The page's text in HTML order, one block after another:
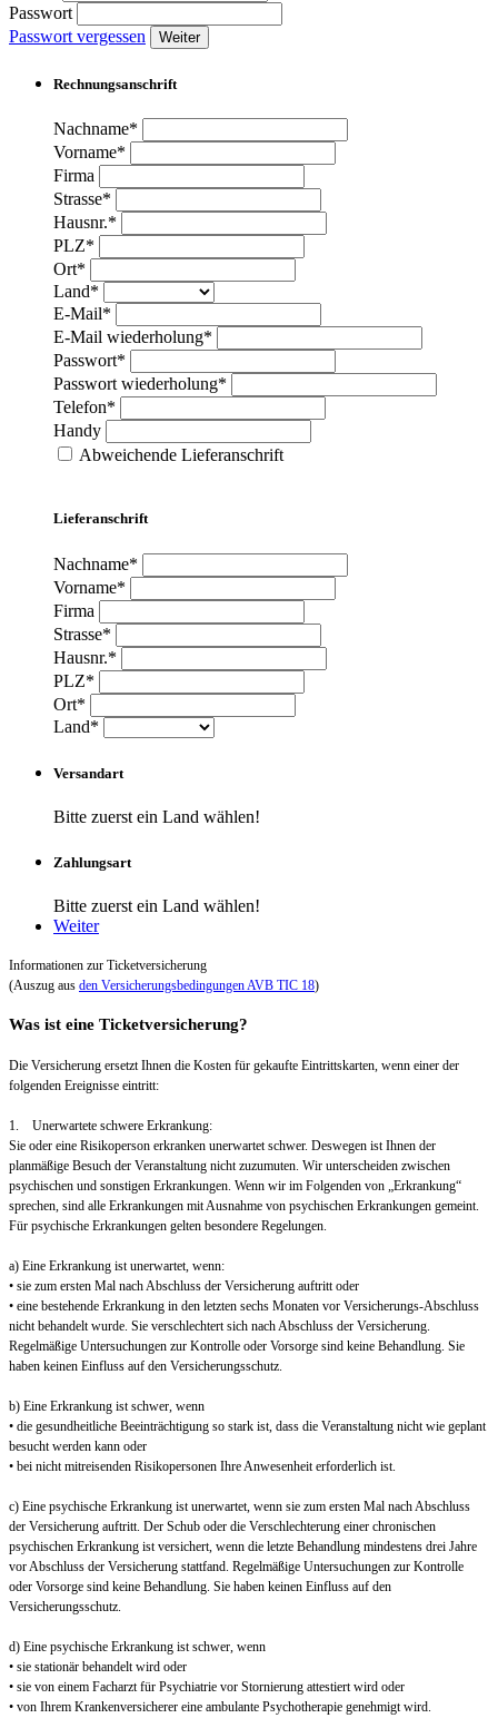
Passwort
Passwort vergessen
Weiter
Rechnungsanschrift
Nachname*
Vorname*
Firma
Strasse*
Hausnr.*
PLZ*
Ort*
Land*
E-Mail*
E-Mail wiederholung*
Passwort*
Passwort wiederholung*
Telefon*
Handy
Abweichende Lieferanschrift
Lieferanschrift
Nachname*
Vorname*
Firma
Strasse*
Hausnr.*
PLZ*
Ort*
Land*
Versandart
Bitte zuerst ein Land wählen!
Zahlungsart
Bitte zuerst ein Land wählen!
Weiter
Informationen zur Ticketversicherung
(Auszug aus den Versicherungsbedingungen AVB TIC 18)
Was ist eine Ticketversicherung?
Die Versicherung ersetzt Ihnen die Kosten für gekaufte Eintrittskarten, wenn einer der
folgenden Ereignisse eintritt:
1. Unerwartete schwere Erkrankung:
Sie oder eine Risikoperson erkranken unerwartet schwer. Deswegen ist Ihnen der
planmäßige Besuch der Veranstaltung nicht zuzumuten. Wir unterscheiden zwischen
psychischen und sonstigen Erkrankungen. Wenn wir im Folgenden von „Erkrankung“
sprechen, sind alle Erkrankungen mit Ausnahme von psychischen Erkrankungen gemeint.
Für psychische Erkrankungen gelten besondere Regelungen.
a) Eine Erkrankung ist unerwartet, wenn:
• sie zum ersten Mal nach Abschluss der Versicherung auftritt oder
• eine bestehende Erkrankung in den letzten sechs Monaten vor Versicherungs-Abschluss
nicht behandelt wurde. Sie verschlechtert sich nach Abschluss der Versicherung.
Regelmäßige Untersuchungen zur Kontrolle oder Vorsorge sind keine Behandlung. Sie
haben keinen Einfluss auf den Versicherungsschutz.
b) Eine Erkrankung ist schwer, wenn
• die gesundheitliche Beeinträchtigung so stark ist, dass die Veranstaltung nicht wie geplant
besucht werden kann oder
• bei nicht mitreisenden Risikopersonen Ihre Anwesenheit erforderlich ist.
c) Eine psychische Erkrankung ist unerwartet, wenn sie zum ersten Mal nach Abschluss
der Versicherung auftritt. Der Schub oder die Verschlechterung einer chronischen
psychischen Erkrankung ist versichert, wenn die letzte Behandlung mindestens drei Jahre
vor Abschluss der Versicherung stattfand. Regelmäßige Untersuchungen zur Kontrolle
oder Vorsorge sind keine Behandlung. Sie haben keinen Einfluss auf den
Versicherungsschutz.
d) Eine psychische Erkrankung ist schwer, wenn
• sie stationär behandelt wird oder
• sie von einem Facharzt für Psychiatrie vor Stornierung attestiert wird oder
• von Ihrem Krankenversicherer eine ambulante Psychotherapie genehmigt wird.